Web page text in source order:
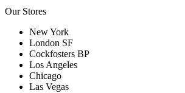
Our Stores
New York
London SF
Cockfosters BP
Los Angeles
Chicago
Las Vegas